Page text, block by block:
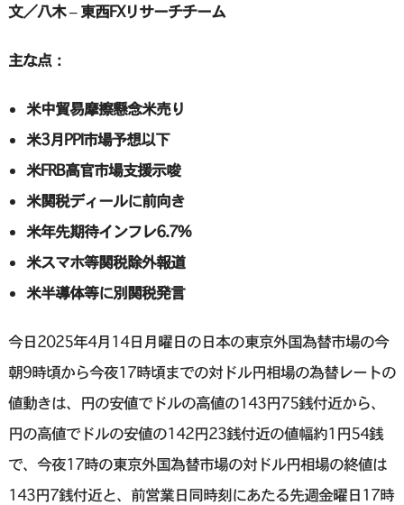
文／八木 – 東西FXリサーチチーム
主な点：
米中貿易摩擦懸念米売り
米3月PPI市場予想以下
米FRB高官市場支援示唆
米関税ディールに前向き
米年先期待インフレ6.7%
米スマホ等関税除外報道
米半導体等に別関税発言
今日2025年4月14日月曜日の日本の東京外国為替市場の今
朝9時頃から今夜17時頃までの対ドル円相場の為替レートの
値動きは、円の安値でドルの高値の143円75銭付近から、
円の高値でドルの安値の142円23銭付近の値幅約1円54銭
で、今夜17時の東京外国為替市場の対ドル円相場の終値は
143円7銭付近と、前営業日同時刻にあたる先週金曜日17時